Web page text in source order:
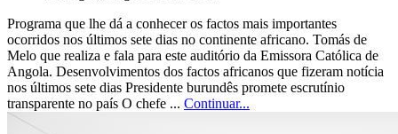
Programa que lhe dá a conhecer os factos mais importantes
ocorridos nos últimos sete dias no continente africano. Tomás de
Melo que realiza e fala para este auditório da Emissora Católica de
Angola. Desenvolvimentos dos factos africanos que fizeram notícia
nos últimos sete dias Presidente burundês promete escrutínio
transparente no país O chefe ... Continuar...